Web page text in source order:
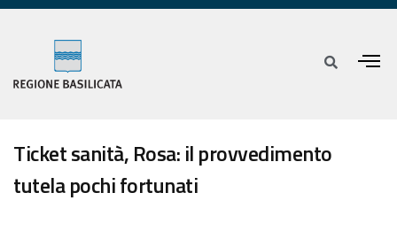
Ticket sanità, Rosa: il provvedimento
tutela pochi fortunati